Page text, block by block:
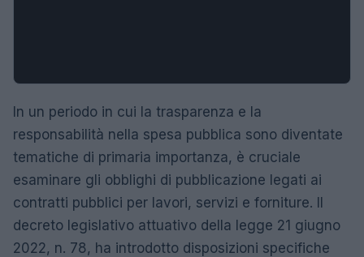
In un periodo in cui la trasparenza e la
responsabilità nella spesa pubblica sono diventate
tematiche di primaria importanza, è cruciale
esaminare gli obblighi di pubblicazione legati ai
contratti pubblici per lavori, servizi e forniture. Il
decreto legislativo attuativo della legge 21 giugno
2022, n. 78, ha introdotto disposizioni specifiche